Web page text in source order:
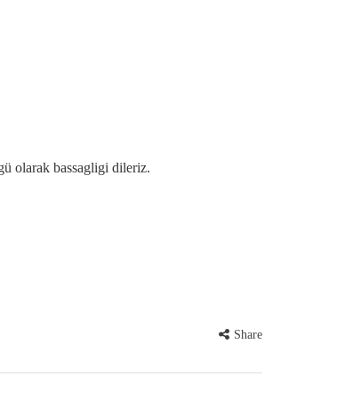
olarak bassagligi dileriz.
Share